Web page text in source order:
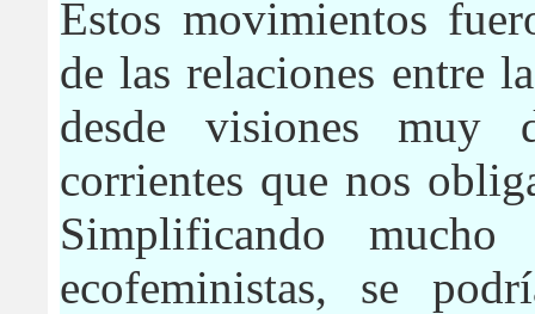
Estos movimientos
de las relaciones entre
desde visiones muy
corrientes que nos
Simplificando
ecofeministas, se